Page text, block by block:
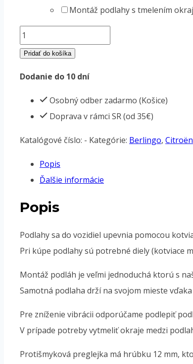
Montáž podlahy s tmelením
množstvo
12mm
–
Citroën
Berlingo
roku
2018)
Pridať do košíka
Dodanie do 10 dní
Osobný odber zadarmo (Košice)
Doprava v rámci SR (od 35€)
Katalógové číslo: - Kategórie: Berlingo, Citroën
Popis
Ďalšie informácie
Popis
Podlahy sa do vozidiel upevnia pomocou
Pri kúpe podlahy sú potrebné diely (kotviace
Montáž podláh je veľmi jednoduchá ktorú s
Samotná podlaha drží na svojom mieste
Pre zníženie vibrácii odporúčame podlepiť
V prípade potreby vytmeliť okraje medzi
Protišmyková preglejka má hrúbku 12 mm,